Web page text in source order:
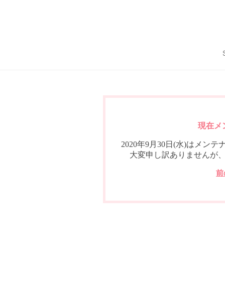
現在メ
2020年9月30日(水)はメンテ
大変申し訳ありませんが
前